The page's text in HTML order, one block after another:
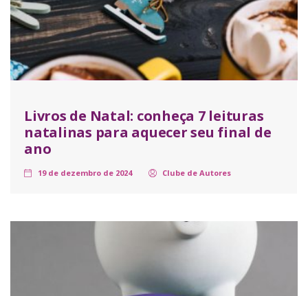
Livros de Natal: conheça 7 leituras
natalinas para aquecer seu final de
ano
19 de dezembro de 2024 Clube de Autores